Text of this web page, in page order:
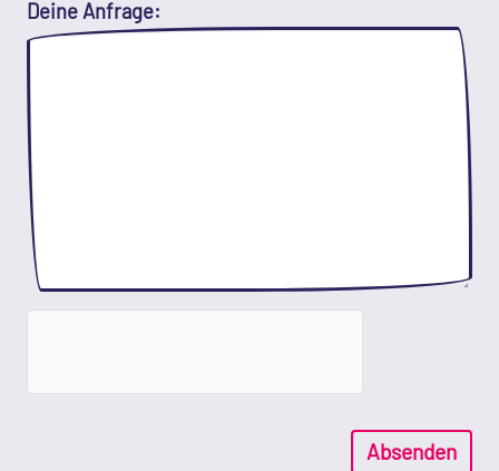
Deine Anfrage:
Absenden